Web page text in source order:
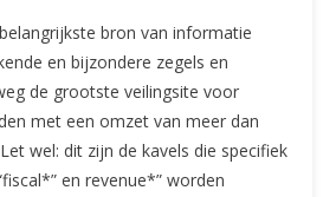
bron van informatie
en bijzondere zegels en
de grootste veilingsite voor
met een omzet van meer dan
wel: dit zijn de kavels die specifiek
en revenue*” worden